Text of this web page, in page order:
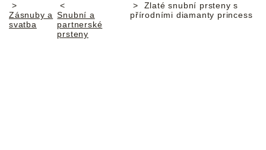
Domů
Zásnuby a
svatba
Snubní a
partnerské
prsteny
Zlaté snubní prsteny s
přírodními diamanty princess